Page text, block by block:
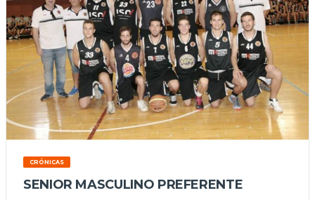
CRÓNICAS
SENIOR MASCULINO PREFERENTE